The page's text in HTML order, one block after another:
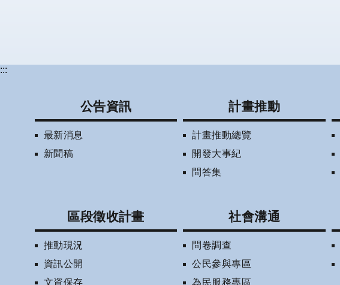
:::
公告資訊
最新消息
新聞稿
計畫推動
計畫推動總覽
開發大事紀
問答集
區段徵收計畫
推動現況
資訊公開
文資保存
社會溝通
問卷調查
公民參與專區
為民服務專區